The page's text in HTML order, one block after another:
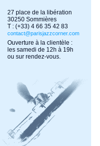
27 place de la libération
30250 Sommières
T : (+33) 4 66 35 42 83
contact@parisjazzcorner.com
Ouverture à la clientèle :
les samedi de 12h à 19h
ou sur rendez-vous.